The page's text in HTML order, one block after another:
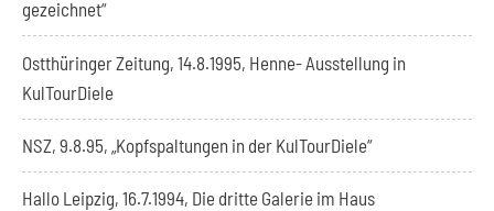
gezeichnet“
Ostthüringer Zeitung, 14.8.1995, Henne- Ausstellung in
KulTourDiele
NSZ, 9.8.95, „Kopfspaltungen in der KulTourDiele“
Hallo Leipzig, 16.7.1994, Die dritte Galerie im Haus